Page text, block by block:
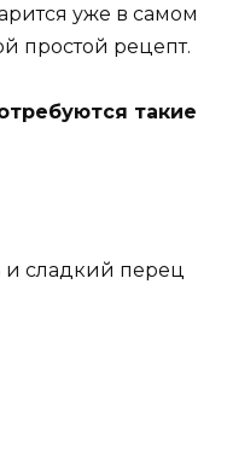
уже в самом
простой рецепт.
такие
сладкий перец